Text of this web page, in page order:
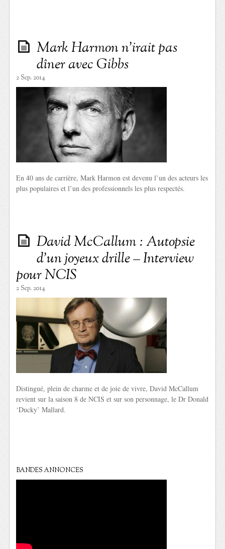
Mark Harmon n’irait pas
dîner avec Gibbs
2 Sep. 2014
En 40 ans de carrière, Mark Harmon est devenu l’un des acteurs les
plus populaires et l’un des professionnels les plus respectés.
David McCallum : Autopsie
d’un joyeux drille – Interview
pour NCIS
2 Sep. 2014
Distingué, plein de charme et de joie de vivre, David McCallum
revient sur la saison 8 de NCIS et sur son personnage, le Dr Donald
‘Ducky’ Mallard.
BANDES ANNONCES